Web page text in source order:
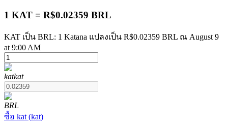
1 KAT = R$0.02359 BRL
KAT เป็น BRL: 1 Katana แปลงเป็น R$0.02359 BRL ณ August 9
at 9:00 AM
katkat
BRL
ซื้อ kat (kat)